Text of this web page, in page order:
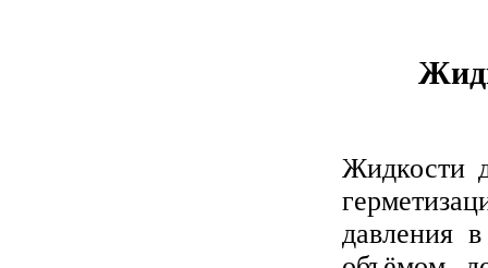
Жидкости
давления